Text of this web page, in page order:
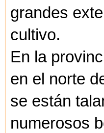
grandes
cultivo.
En la
en el norte
se están
numerosos